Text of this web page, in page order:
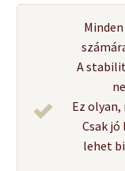
A
Ez
Csak
lehet